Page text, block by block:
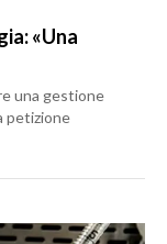
«Una
una gestione
petizione